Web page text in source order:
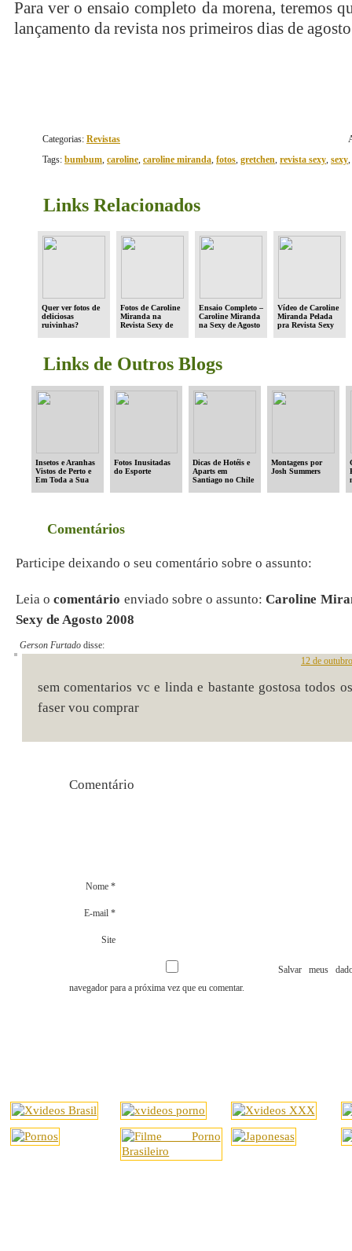
Para ver o ensaio completo da morena, teremos
lançamento da revista nos primeiros dias de
Categorias: Revistas
Tags: bumbum, caroline, caroline miranda, fotos, gretchen, revista sexy, sexy,
Links Relacionados
Quer ver fotos de
deliciosas
ruivinhas?
Fotos de Caroline
Miranda na
Revista Sexy de
Ensaio Completo –
Caroline Miranda
na Sexy de Agosto
Vídeo de Caroline
Miranda Pelada
pra Revista Sexy
Links de Outros Blogs
Insetos e Aranhas
Vistos de Perto e
Em Toda a Sua
Fotos Inusitadas
do Esporte
Dicas de Hotéis e
Aparts em
Santiago no Chile
Montagens por
Josh Summers
Comentários
Participe deixando o seu comentário sobre o assunto:
Leia ocomentário enviado sobre o assunto:Caroline
Sexy de Agosto 2008
Gerson Furtado disse:
12 de
sem comentarios vc e linda e bastante gostosa todos
faser vou comprar
Nome *
E-mail *
Site
Salvar meus
navegador para a próxima vez que eu comentar.